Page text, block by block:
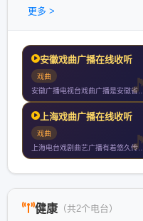
更多 >
安徽戏曲广播在线收听
戏曲
安徽广播电视台戏曲广播是安徽省第一家专业戏曲广播电台于年月日
上海戏曲广播在线收听
戏曲
上海电台戏剧曲艺广播有着悠久传统一向执着于弘扬戏曲艺术戏剧曲
健康 （共2个电台）